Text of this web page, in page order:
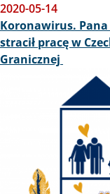
2020-05-14
Koronawirus.
stracił pracę w
Granicznej